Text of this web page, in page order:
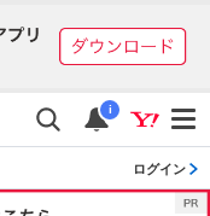
i
ログイン